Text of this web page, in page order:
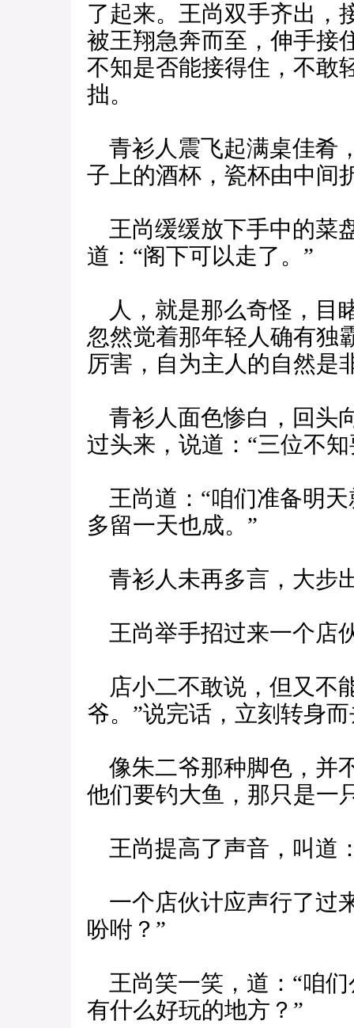
了起来。王尚双手齐出，
被王翔急奔而至，伸手接
不知是否能接得住，不敢
拙。
青衫人震飞起满桌佳肴
子上的酒杯，瓷杯由中间
王尚缓缓放下手中的菜
道：“阁下可以走了。”
人，就是那么奇怪，目
忽然觉着那年轻人确有独
厉害，自为主人的自然是
青衫人面色惨白，回头
过头来，说道：“三位不
王尚道：“咱们准备明
多留一天也成。”
青衫人未再多言，大步
王尚举手招过来一个店
店小二不敢说，但又不
爷。”说完话，立刻转身
像朱二爷那种脚色，并
他们要钓大鱼，那只是一
王尚提高了声音，叫道
一个店伙计应声行了过
吩咐？”
王尚笑一笑，道：“咱
有什么好玩的地方？”